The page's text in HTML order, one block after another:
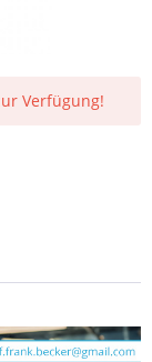
Verfügung!